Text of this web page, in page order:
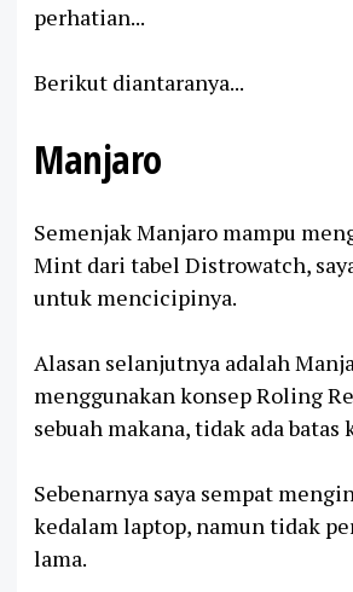
perhatian...
Berikut diantaranya...
Manjaro
Semenjak Manjaro mampu
Mint dari tabel Distrowatch,
untuk mencicipinya.
Alasan selanjutnya adalah
menggunakan konsep Roling
sebuah makana, tidak ada batas
Sebenarnya saya sempat
kedalam laptop, namun tidak
lama.